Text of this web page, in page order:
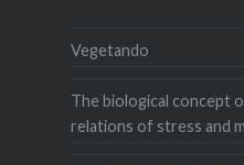
Vegetando
The biological concept
relations of stress and